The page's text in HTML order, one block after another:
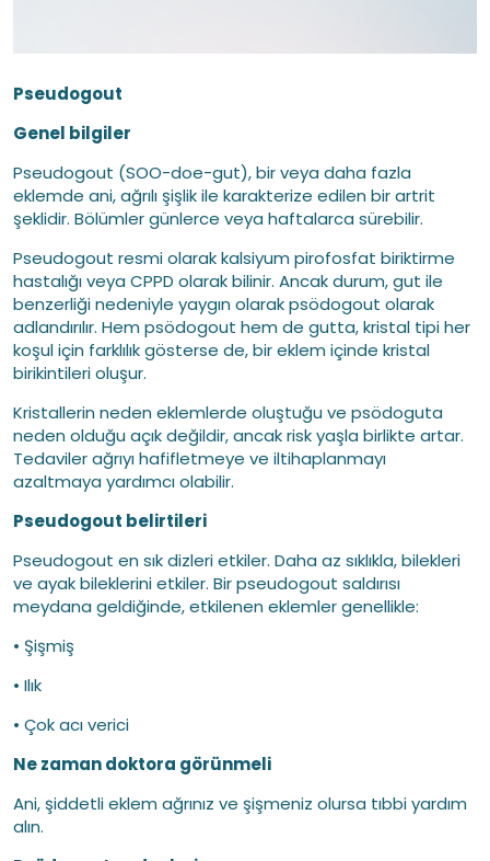
Pseudogout
Genel bilgiler
Pseudogout (SOO-doe-gut), bir veya daha fazla
eklemde ani, ağrılı şişlik ile karakterize edilen bir artrit
şeklidir. Bölümler günlerce veya haftalarca sürebilir.
Pseudogout resmi olarak kalsiyum pirofosfat biriktirme
hastalığı veya CPPD olarak bilinir. Ancak durum, gut ile
benzerliği nedeniyle yaygın olarak psödogout olarak
adlandırılır. Hem psödogout hem de gutta, kristal tipi her
koşul için farklılık gösterse de, bir eklem içinde kristal
birikintileri oluşur.
Kristallerin neden eklemlerde oluştuğu ve psödoguta
neden olduğu açık değildir, ancak risk yaşla birlikte artar.
Tedaviler ağrıyı hafifletmeye ve iltihaplanmayı
azaltmaya yardımcı olabilir.
Pseudogout belirtileri
Pseudogout en sık dizleri etkiler. Daha az sıklıkla, bilekleri
ve ayak bileklerini etkiler. Bir pseudogout saldırısı
meydana geldiğinde, etkilenen eklemler genellikle:
• Şişmiş
• Ilık
• Çok acı verici
Ne zaman doktora görünmeli
Ani, şiddetli eklem ağrınız ve şişmeniz olursa tıbbi yardım
alın.